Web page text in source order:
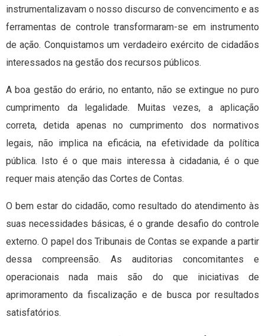
instrumentalizavam o nosso discurso de convencimento e as
ferramentas de controle transformaram-se em instrumento
de ação. Conquistamos um verdadeiro exército de cidadãos
interessados na gestão dos recursos públicos.
A boa gestão do erário, no entanto, não se extingue no puro
cumprimento da legalidade. Muitas vezes, a aplicação
correta, detida apenas no cumprimento dos normativos
legais, não implica na eficácia, na efetividade da política
pública. Isto é o que mais interessa à cidadania, é o que
requer mais atenção das Cortes de Contas.
O bem estar do cidadão, como resultado do atendimento às
suas necessidades básicas, é o grande desafio do controle
externo. O papel dos Tribunais de Contas se expande a partir
dessa compreensão. As auditorias concomitantes e
operacionais nada mais são do que iniciativas de
aprimoramento da fiscalização e de busca por resultados
satisfatórios.